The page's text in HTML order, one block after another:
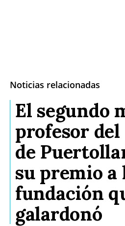
Noticias relacionadas
El segundo
profesor del
de
su premio a
fundación
galardonó